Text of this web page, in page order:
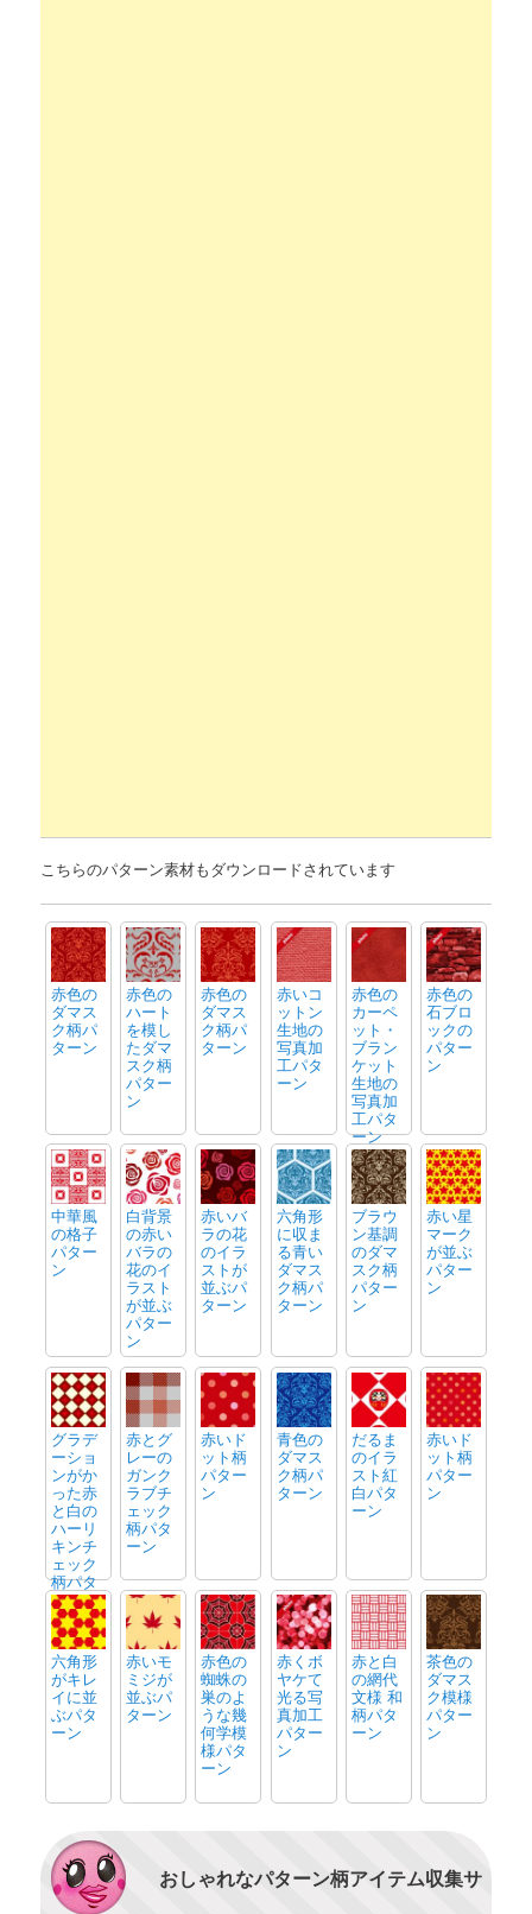
こちらのパターン素材もダウンロードされています
赤色の
ダマス
ク柄パ
ターン
赤色の
ハート
を模し
たダマ
スク柄
パター
ン
赤色の
ダマス
ク柄パ
ターン
赤いコ
ットン
生地の
写真加
工パタ
ーン
赤色の
カーペ
ット・
ブラン
ケット
生地の
写真加
工パタ
ーン
赤色の
石ブロ
ックの
パター
ン
中華風
の格子
パター
ン
白背景
の赤い
バラの
花のイ
ラスト
が並ぶ
パター
ン
赤いバ
ラの花
のイラ
ストが
並ぶパ
ターン
六角形
に収ま
る青い
ダマス
ク柄パ
ターン
ブラウ
ン基調
のダマ
スク柄
パター
ン
赤い星
マーク
が並ぶ
パター
ン
グラデ
ーショ
ンがか
った赤
と白の
ハーリ
キンチ
ェック
柄パタ
ーン
赤とグ
レーの
ガンク
ラブチ
ェック
柄パタ
ーン
赤いド
ット柄
パター
ン
青色の
ダマス
ク柄パ
ターン
だるま
のイラ
スト紅
白パタ
ーン
赤いド
ット柄
パター
ン
六角形
がキレ
イに並
ぶパタ
ーン
赤いモ
ミジが
並ぶパ
ターン
赤色の
蜘蛛の
巣のよ
うな幾
何学模
様パタ
ーン
赤くボ
ヤケて
光る写
真加工
パター
ン
赤と白
の網代
文様 和
柄パタ
ーン
茶色の
ダマス
ク模様
パター
ン
おしゃれなパターン柄アイテム収集サ